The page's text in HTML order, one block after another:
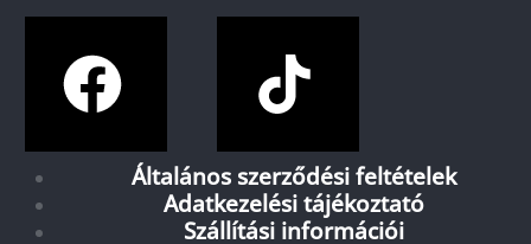
Általános szerződési feltételek
Adatkezelési tájékoztató
Szállítási információi